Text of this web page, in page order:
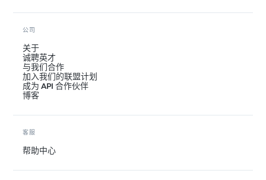
公司
关于
诚聘英才
与我们合作
加入我们的联盟计划
成为 API 合作伙伴
博客
客服
帮助中心